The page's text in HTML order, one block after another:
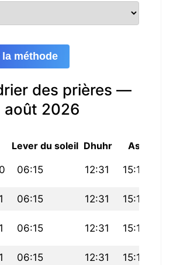
méthode
des prières —
août 2026
Lever du soleil Dhuhr Asr
06:15 12:31 15:16
06:15 12:31 15:17
06:15 12:31 15:17
06:15 12:31 15:18